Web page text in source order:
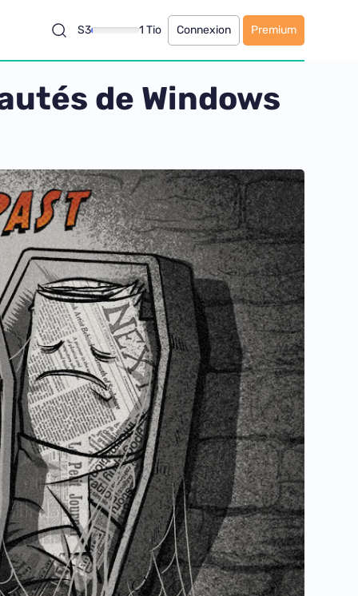
S3 1 Tio Connexion Premium
de Windows